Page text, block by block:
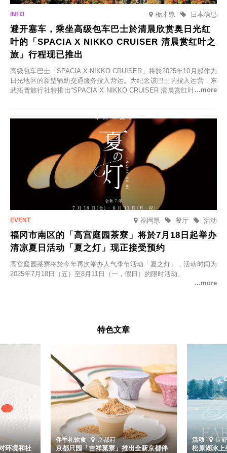
栃木県 日本信息
避开塞车，乘坐高级包车巴士於清晨欣赏奥日光红
叶的「SPACIA X NIKKO CRUISER 清晨赏红叶之
旅」行程现已推出
高级包车巴士「SPACIA X NIKKO CRUISER」将於2025年10月起作为
日光地区的新型辅助交通服务投入营运。为纪念该巴士的投入运营，东
武拓普旅行社特推出“SPACIA X NIKKO CRUISER 清晨赏红叶之旅”，
福岡県 活动
餐厅
福冈市南区的「高宫庭园茶寮」将於7月18日起举办
清凉夏日活动「夏之灯」现正接受预约
高宫庭园茶寮将於今年再次举办人气季节活动「夏之灯」，活动时间为
2025年7月18日（五）至8月11日（一，假日）的限时活动。
特色文章
环境和社
伴手礼饮食 京都府
京都只园「吉祥菓寮」推出全新京都伴
活动 長
松原湖冰